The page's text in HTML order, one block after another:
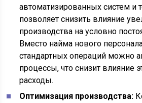
автоматизированных систем и
позволяет снизить влияние
производства на условно
Вместо найма нового
стандартных операций можно
процессы, что снизит влияние
расходы.
Оптимизация производства: